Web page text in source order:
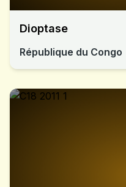
Dioptase
République du Congo